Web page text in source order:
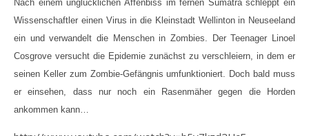
Nach einem unglücklichen Affenbiss im fernen Sumatra schleppt ein
Wissenschaftler einen Virus in die Kleinstadt Wellinton in Neuseeland
ein und verwandelt die Menschen in Zombies. Der Teenager Linoel
Cosgrove versucht die Epidemie zunächst zu verschleiern, in dem er
seinen Keller zum Zombie-Gefängnis umfunktioniert. Doch bald muss
er einsehen, dass nur noch ein Rasenmäher gegen die Horden
ankommen kann…